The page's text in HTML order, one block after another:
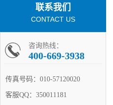
联系我们
CONTACT US
咨询热线：
400-669-3938
传真号码： 010-57120020
客服QQ： 350011181